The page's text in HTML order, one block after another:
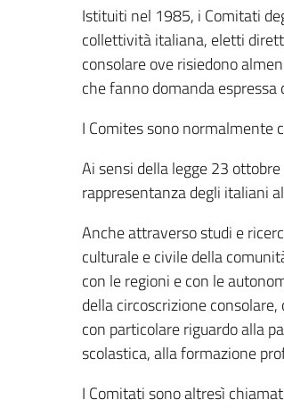
Istituiti nel 1985, i Comitati
collettività italiana, eletti
consolare ove risiedono
che fanno domanda espressa
I Comites sono normalmente
Ai sensi della legge 23
rappresentanza degli italiani
Anche attraverso studi e
culturale e civile della
con le regioni e con le
della circoscrizione
con particolare riguardo alla
scolastica, alla formazione
I Comitati sono altresì